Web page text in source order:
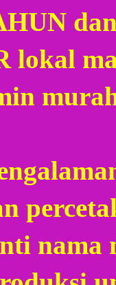
lokal
nama